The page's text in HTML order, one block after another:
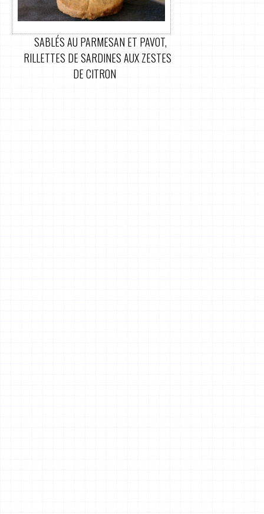
SABLÉS AU PARMESAN ET PAVOT,
RILLETTES DE SARDINES AUX ZESTES
DE CITRON